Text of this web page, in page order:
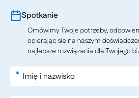
Spotkanie
Omówimy Twoje potrzeby,
opierając się na naszym
najlepsze rozwiązania dla Twojego
*